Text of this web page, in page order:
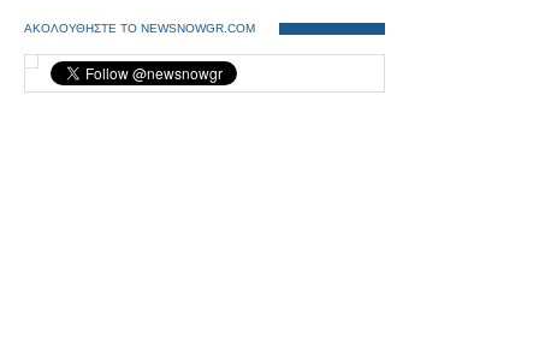
ΑΚΟΛΟΥΘΗΣΤΕ ΤΟ NEWSNOWGR.COM